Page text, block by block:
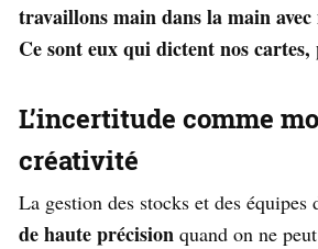
travaillons main dans la main
Ce sont eux qui dictent nos cartes,
L’incertitude comme
créativité
La gestion des stocks et des équipes
de haute précision quand on ne